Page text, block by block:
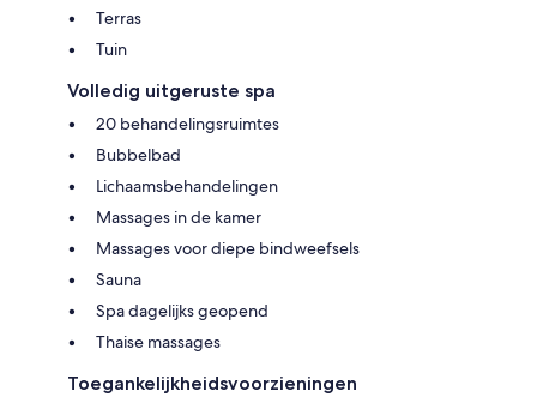
Terras
Tuin
Volledig uitgeruste spa
20 behandelingsruimtes
Bubbelbad
Lichaamsbehandelingen
Massages in de kamer
Massages voor diepe bindweefsels
Sauna
Spa dagelijks geopend
Thaise massages
Toegankelijkheidsvoorzieningen